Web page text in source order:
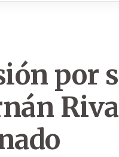
por